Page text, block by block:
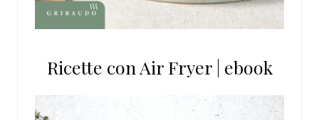
Ricette con Air Fryer | ebook